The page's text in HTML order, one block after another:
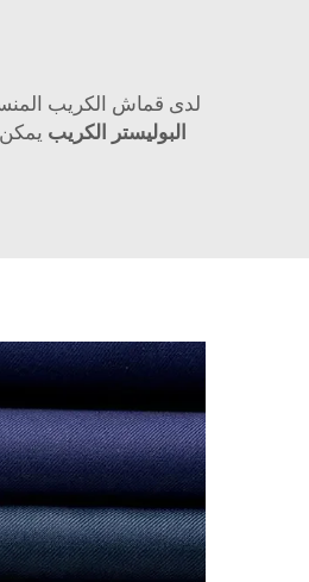
لدى قماش الكريب
البوليستر الكريب